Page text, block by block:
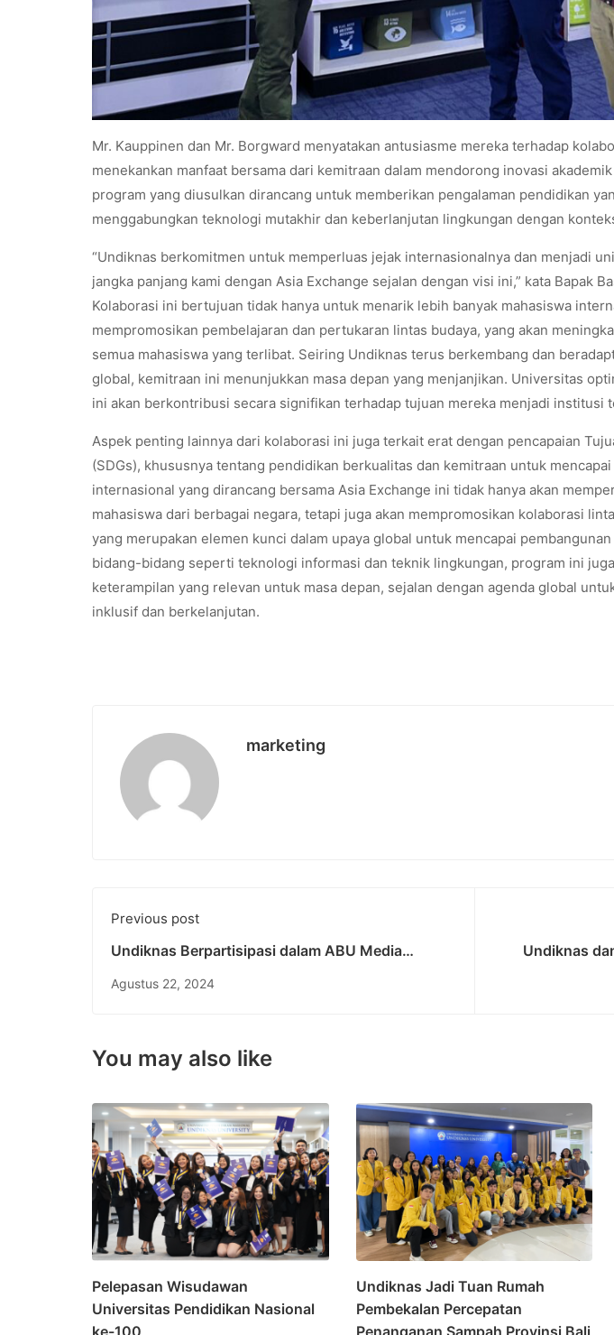
Mr. Kauppinen dan Mr. Borgward menyatakan antusiasme mereka terhadap
menekankan manfaat bersama dari kemitraan dalam mendorong inovasi
program yang diusulkan dirancang untuk memberikan pengalaman pendidikan
menggabungkan teknologi mutakhir dan keberlanjutan lingkungan dengan
“Undiknas berkomitmen untuk memperluas jejak internasionalnya dan menjadi
jangka panjang kami dengan Asia Exchange sejalan dengan visi ini,” kata Bapak
Kolaborasi ini bertujuan tidak hanya untuk menarik lebih banyak mahasiswa
mempromosikan pembelajaran dan pertukaran lintas budaya, yang akan
semua mahasiswa yang terlibat. Seiring Undiknas terus berkembang dan
global, kemitraan ini menunjukkan masa depan yang menjanjikan. Universitas
ini akan berkontribusi secara signifikan terhadap tujuan mereka menjadi institusi
Aspek penting lainnya dari kolaborasi ini juga terkait erat dengan pencapaian
(SDGs), khususnya tentang pendidikan berkualitas dan kemitraan untuk
internasional yang dirancang bersama Asia Exchange ini tidak hanya akan
mahasiswa dari berbagai negara, tetapi juga akan mempromosikan kolaborasi
yang merupakan elemen kunci dalam upaya global untuk mencapai
bidang-bidang seperti teknologi informasi dan teknik lingkungan, program ini
keterampilan yang relevan untuk masa depan, sejalan dengan agenda global
inklusif dan berkelanjutan.
marketing
Previous post
Undiknas Berpartisipasi dalam ABU Media
Agustus 22, 2024
Undiknas
You may also like
Pelepasan Wisudawan
Universitas Pendidikan Nasional
Undiknas Jadi Tuan Rumah
Pembekalan Percepatan